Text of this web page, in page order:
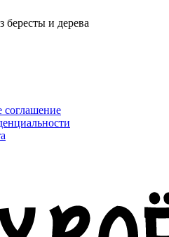
бересты и дерева
соглашение